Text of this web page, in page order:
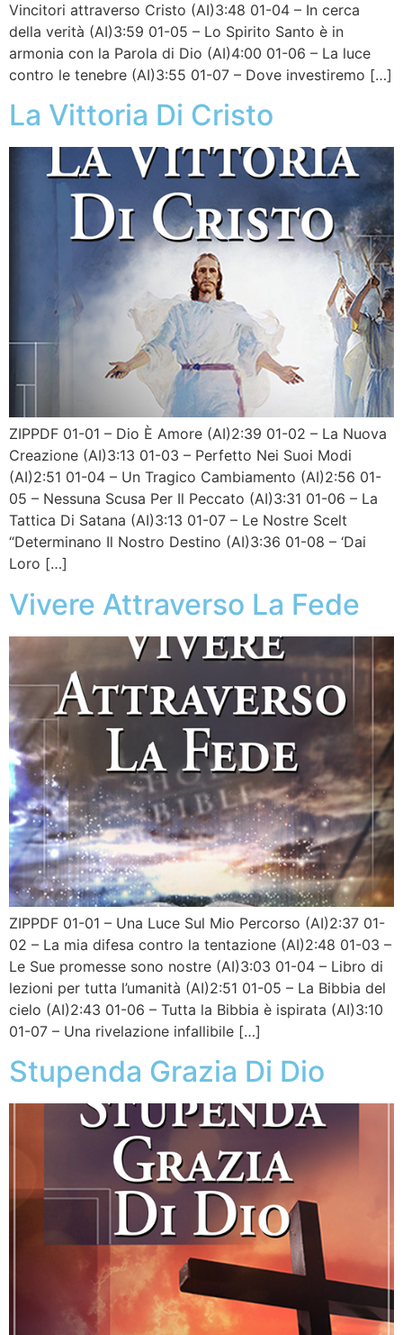
Vincitori attraverso Cristo (AI)3:48 01-04 – In cerca
della verità (AI)3:59 01-05 – Lo Spirito Santo è in
armonia con la Parola di Dio (AI)4:00 01-06 – La luce
contro le tenebre (AI)3:55 01-07 – Dove investiremo […]
La Vittoria Di Cristo
ZIPPDF 01-01 – Dio È Amore (AI)2:39 01-02 – La Nuova
Creazione (AI)3:13 01-03 – Perfetto Nei Suoi Modi
(AI)2:51 01-04 – Un Tragico Cambiamento (AI)2:56 01-
05 – Nessuna Scusa Per Il Peccato (AI)3:31 01-06 – La
Tattica Di Satana (AI)3:13 01-07 – Le Nostre Scelt
“Determinano Il Nostro Destino (AI)3:36 01-08 – ‘Dai
Loro […]
Vivere Attraverso La Fede
ZIPPDF 01-01 – Una Luce Sul Mio Percorso (AI)2:37 01-
02 – La mia difesa contro la tentazione (AI)2:48 01-03 –
Le Sue promesse sono nostre (AI)3:03 01-04 – Libro di
lezioni per tutta l’umanità (AI)2:51 01-05 – La Bibbia del
cielo (AI)2:43 01-06 – Tutta la Bibbia è ispirata (AI)3:10
01-07 – Una rivelazione infallibile […]
Stupenda Grazia Di Dio